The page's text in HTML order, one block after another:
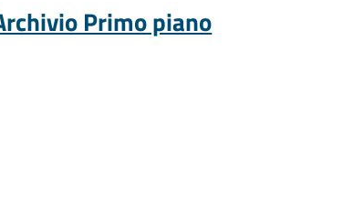
Primo piano